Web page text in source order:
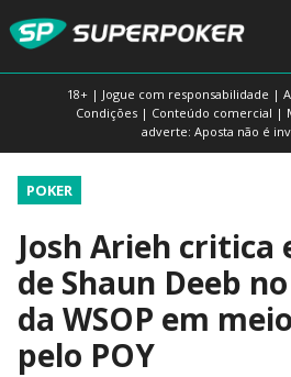
18+ | Jogue com responsabilidade |
Condições | Conteúdo comercial |
adverte: Aposta não é
POKER
Josh Arieh critica
de Shaun Deeb
da WSOP em
pelo POY